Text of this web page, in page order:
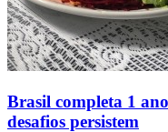
Brasil completa 1
desafios persistem